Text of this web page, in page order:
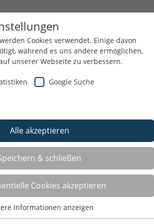
SPORT
Cookies verwendet. Einige davon
während es uns andere ermöglichen,
unserer Webseite zu verbessern.
Google Suche
Alle akzeptieren
& schließen
Cookies akzeptieren
Informationen anzeigen